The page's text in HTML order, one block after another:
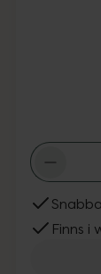
Finns i